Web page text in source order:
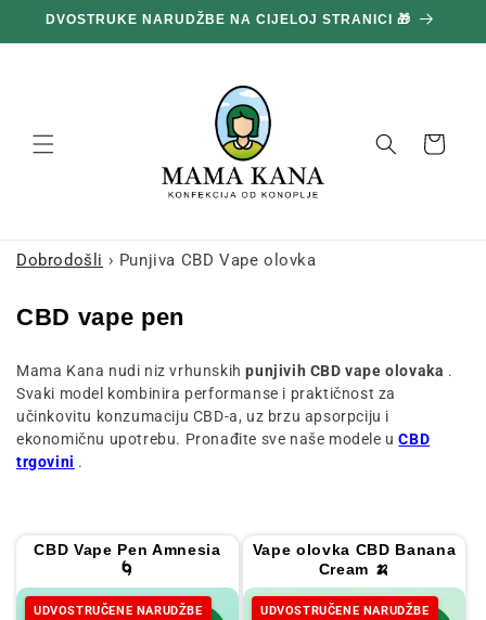
na
sadržaj
100 g GRATIS ZA SVAKIH POTROŠENIH 100 € 🔥
Košara
Dobrodošli › Punjiva CBD Vape olovka
K
l
e
k
c
:
CBD vape pen
Mama Kana nudi niz vrhunskihpunjivih CBD vape olovaka .
Svaki model kombinira performanse i praktičnost za
učinkovitu konzumaciju CBD-a, uz brzu apsorpciju i
ekonomičnu upotrebu. Pronađite sve naše modele uCBD
trgovini .
CBD Vape Pen Amnesia
🌀
UDVOSTRUČENE NARUDŽBE
Vape olovka CBD Banana
Cream 🍌
UDVOSTRUČENE NARUDŽBE